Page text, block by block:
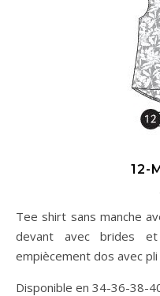
12-
Tee shirt sans manche avec col mao, col V et boutonnage
devant avec brides
empiècement dos avec
Disponible en 34-36-38-